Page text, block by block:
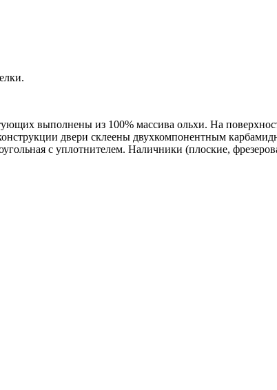
выполнены из 100% массива ольхи. На
двери склеены двухкомпонентным
с уплотнителем. Наличники (плоские,